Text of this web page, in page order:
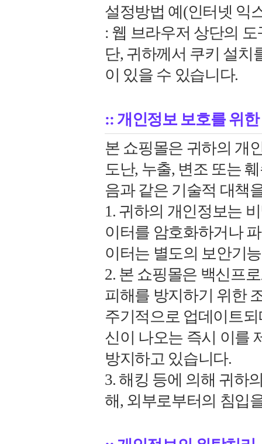
설정방법 예(인터넷 익
: 웹 브라우저 상단의
단, 귀하께서 쿠키 설치
이 있을 수 있습니다.
:: 개인정보 보호를 위
본 쇼핑몰은 귀하의 개
도난, 누출, 변조 또는
음과 같은 기술적 대책
1. 귀하의 개인정보는
이터를 암호화하거나
이터는 별도의 보안기
2. 본 쇼핑몰은 백신프
피해를 방지하기 위한
주기적으로 업데이트
신이 나오는 즉시 이를
방지하고 있습니다.
3. 해킹 등에 의해 귀하
해, 외부로부터의 침입